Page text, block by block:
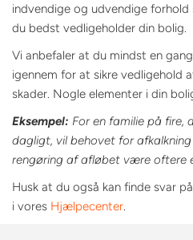
indvendige og udvendige
du bedst vedligeholder din bolig.
Vi anbefaler at du mindst en
igennem for at sikre vedligehold
skader. Nogle elementer i din
Eksempel: For en familie på fire,
dagligt, vil behovet for
rengøring af afløbet være oftere
Husk at du også kan finde svar
i vores Hjælpecenter